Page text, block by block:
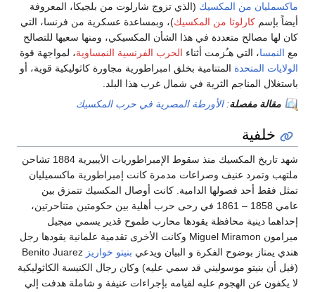
ماكسمليان من المكسيك (الذي تزوج شارلوت من بلجيكا، المعروفة
أيضاً بإسم كارلوتا من المكسيك)، وبمساعدة عسكرية من فرنسا، التي
كان لها مصالح متعددة في هذا الشأن المكسيكي، ومنها سعيها للتصالح
مع النمسا، التي هـُزمت أثناء الحرب الفرنسية النمساوية، لمواجهة قوة
الولايات المتحدة المتنامية بخلق امبراطورية مجاورة كاثوليكية قوية، أو
باستغلال المناجم الثرية في شمال غرب هذا البلد.
مقالة مفصلة:الأورطة المصرية في حرب المكسيك
خلفية
شهد تاريخ المكسيك منذ سقوط الإمبراطوريات الأيبيرية 1884 تشاحن
ملتهب وتمرد عنيف وصراعات مدمرة كانت إمبراطورية ماكسميليان
تمثل فقط أحد فصولها الدامية. كانت أوصال المكسيك تتمزق بين
عامي 1858 – 1861 في رحى حرب أهلية بين حكومتين متناحرتين،
إحداهما دينية محافظة يقودها محارب طموح قدير يسمي ميجيل
ميرامون Miguel Miramon وكانت الأخرى تقدمية علمانية يقودها رجل
هندي يمتاز بوضوح الفكرة و البيان ويدعي بنيتو خواريز Benito Juarez
(قيل أن بنيتو موسوليني قد سمي عليه) وكان رجال الكنيسة الكاثوليكية
لا يكفون عن الهجوم عليه لقيامه بإجراءات عنيفة و شاملة هدفت إلي